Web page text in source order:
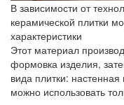
В зависимости от
керамической плитки
характеристики
Этот материал
формовка изделия,
вида плитки:
можно использовать